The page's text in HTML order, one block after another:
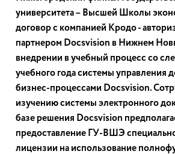
университета – Высшей Школы
договор с компанией Кродо -
партнером Docsvision в Нижнем
внедрении в учебный процесс со
учебного года системы управления
бизнес-процессами Docsvision.
изучению системы электронного
базе решения Docsvision
предоставление ГУ-ВШЭ
лицензии на использование